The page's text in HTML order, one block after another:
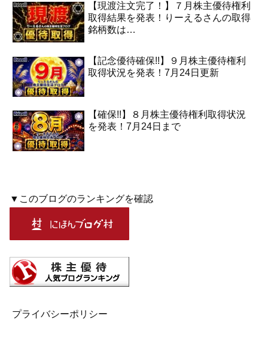
【現渡注文完了！】７月株主優待権利
取得結果を発表！りーえるさんの取得
銘柄数は…
【記念優待確保!!】９月株主優待権利
取得状況を発表！7月24日更新
【確保!!】８月株主優待権利取得状況
を発表！7月24日まで
▼このブログのランキングを確認
プライバシーポリシー